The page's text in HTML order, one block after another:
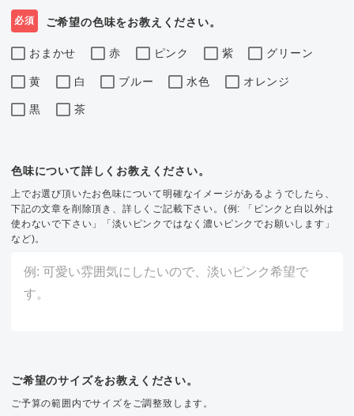
必須 ご希望の色味をお教えください。
おまかせ 赤 ピンク 紫 グリーン
黄 白 ブルー 水色 オレンジ
黒 茶
色味について詳しくお教えください。
上でお選び頂いたお色味について明確なイメージがあるようでしたら、
下記の文章を削除頂き、詳しくご記載下さい。(例: 「ピンクと白以外は
使わないで下さい」「淡いピンクではなく濃いピンクでお願いします」
など)。
ご希望のサイズをお教えください。
ご予算の範囲内でサイズをご調整致します。